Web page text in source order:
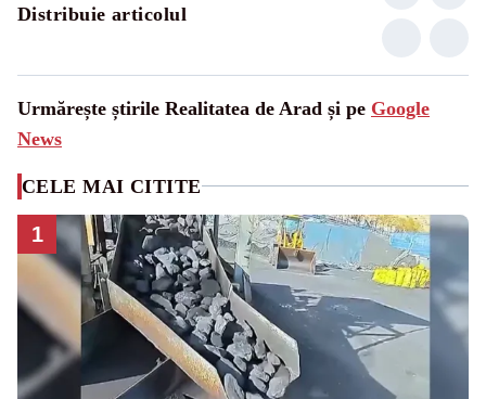
Distribuie articolul
Urmărește știrile Realitatea de Arad și pe Google
News
CELE MAI CITITE
1